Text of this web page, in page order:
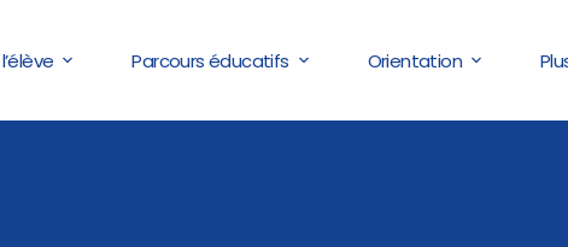
Parcours éducatifs Orientation